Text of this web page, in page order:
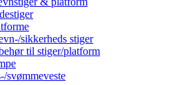
sikkerheds stiger
til stiger/platform
svømmeveste